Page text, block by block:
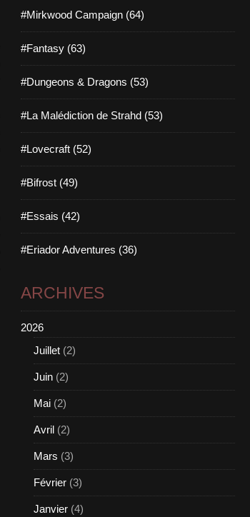
#Mirkwood Campaign (64)
#Fantasy (63)
#Dungeons & Dragons (53)
#La Malédiction de Strahd (53)
#Lovecraft (52)
#Bifrost (49)
#Essais (42)
#Eriador Adventures (36)
ARCHIVES
2026
Juillet (2)
Juin (2)
Mai (2)
Avril (2)
Mars (3)
Février (3)
Janvier (4)